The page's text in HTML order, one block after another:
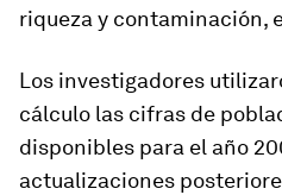
riquezay contaminación,
Los investigadores
cálculo las cifras de
disponibles para el año
actualizaciones